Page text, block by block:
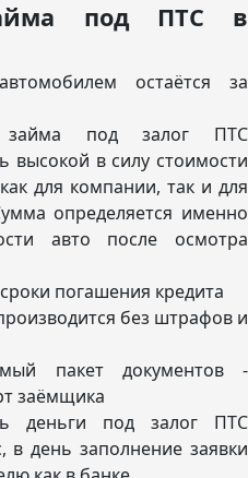
под ПТС в
остаётся за
займа под залог ПТС
высокой в силу стоимости
для компании, так и для
определяется именно
авто после осмотра
погашения кредита
без штрафов и
пакет документов -
заёмщика
деньги под залог ПТС
в день заполнение заявки